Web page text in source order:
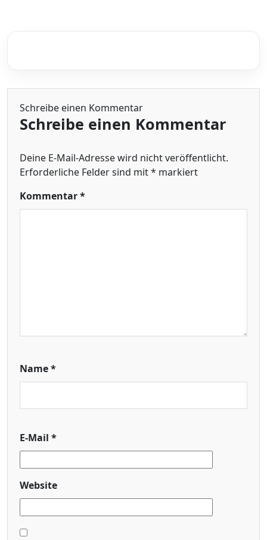
Schreibe einen Kommentar
Schreibe einen Kommentar
Deine E-Mail-Adresse wird nicht veröffentlicht.
Erforderliche Felder sind mit* markiert
Kommentar*
Name*
E-Mail *
Website